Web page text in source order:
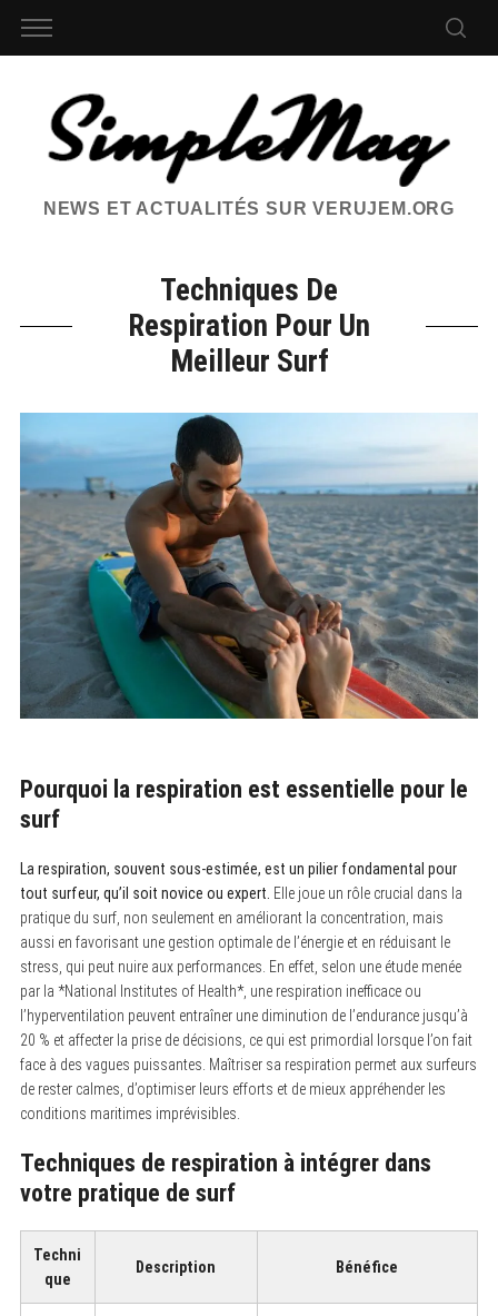
NEWS ET ACTUALITÉS SUR VERUJEM.ORG
Techniques De
Respiration Pour Un
Meilleur Surf
Pourquoi la respiration est essentielle pour le
surf
La respiration, souvent sous-estimée, est un pilier fondamental pour
tout surfeur, qu’il soit novice ou expert. Elle joue un rôle crucial dans la
pratique du surf, non seulement en améliorant la concentration, mais
aussi en favorisant une gestion optimale de l’énergie et en réduisant le
stress, qui peut nuire aux performances. En effet, selon une étude menée
par la *National Institutes of Health*, une respiration inefficace ou
l’hyperventilation peuvent entraîner une diminution de l’endurance jusqu’à
20 % et affecter la prise de décisions, ce qui est primordial lorsque l’on fait
face à des vagues puissantes. Maîtriser sa respiration permet aux surfeurs
de rester calmes, d’optimiser leurs efforts et de mieux appréhender les
conditions maritimes imprévisibles.
Techniques de respiration à intégrer dans
votre pratique de surf
Techni
que
Description Bénéfice